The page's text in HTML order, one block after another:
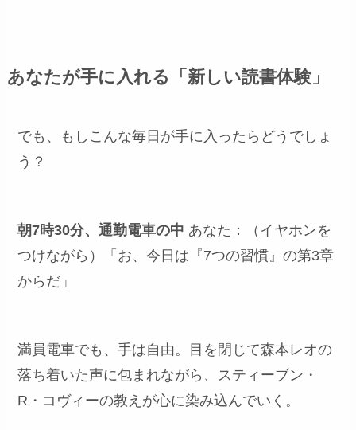
あなたが手に入れる「新しい読書体験」
でも、もしこんな毎日が手に入ったらどうでしょ
う？
朝7時30分、通勤電車の中 あなた：（イヤホンを
つけながら）「お、今日は『7つの習慣』の第3章
からだ」
満員電車でも、手は自由。目を閉じて森本レオの
落ち着いた声に包まれながら、スティーブン・
R・コヴィーの教えが心に染み込んでいく。